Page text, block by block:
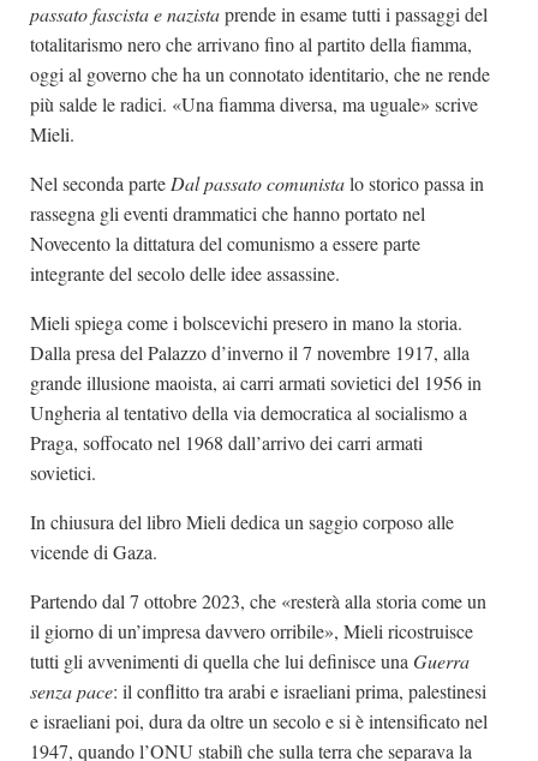
passato fascista e nazistaprende in esame tutti i passaggi del
totalitarismo nero che arrivano fino al partito della fiamma,
oggi al governo che ha un connotato identitario, che ne rende
più salde le radici. «Una fiamma diversa, ma uguale» scrive
Mieli.
Nel seconda parte Dal passato comunistalo storico passa in
rassegna gli eventi drammatici che hanno portato nel
Novecento la dittatura del comunismo a essere parte
integrante del secolo delle idee assassine.
Mieli spiega come i bolscevichi presero in mano la storia.
Dalla presa del Palazzo d’inverno il 7 novembre 1917, alla
grande illusione maoista, ai carri armati sovietici del 1956 in
Ungheria al tentativo della via democratica al socialismo a
Praga, soffocato nel 1968 dall’arrivo dei carri armati
sovietici.
In chiusura del libro Mieli dedica un saggio corposo alle
vicende di Gaza.
Partendo dal 7 ottobre 2023, che «resterà alla storia come un
il giorno di un’impresa davvero orribile», Mieli ricostruisce
tutti gli avvenimenti di quella che lui definisce una Guerra
senza pace: il conflitto tra arabi e israeliani prima, palestinesi
e israeliani poi, dura da oltre un secolo e si è intensificato nel
1947, quando l’ONU stabilì che sulla terra che separava la